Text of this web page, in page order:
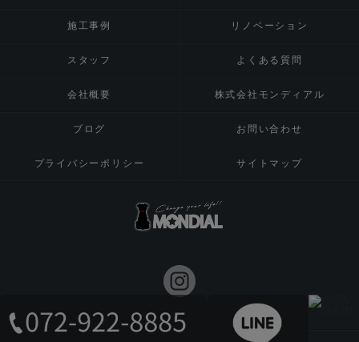
施工事例 リノベーション
スタッフ よくある質問
会社概要 株式会社モンディアル
ブログ お問い合わせ
プライバシーポリシー サイトマップ